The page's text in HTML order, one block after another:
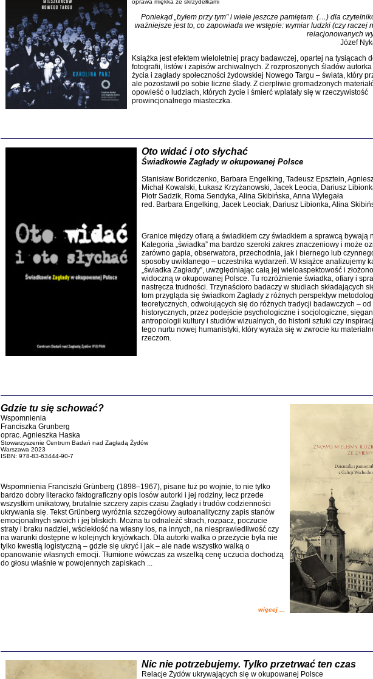
Zagłada Żydów.
Studia i Materiały
nr 17, R. 2021
Warszawa 2021
Dziennik pisany w ukryciu w latach
Moszek Baum, oprac. Barbara Engelking, tłum. z jidysz
Warszawa
Zagłada Żydów.
Studia i Materiały
nr 16, R. 2020
Warszawa 2020
Warszawa
PISZĄCY TE SŁOWA JEST
GETTOWEJ
'z Dziennika' i inne pisma z łódzkiego
Józef Zelkowicz, tłum. z jidysz, oprac. i wstęp.
Warszawa
CZYTAJĄC GAZETĘ NIEMIECKĄ ...
Dziennik pisany w ukryciu w Warszawie w
oprac. i wstępem opatrzyła
Zagłada
Studia i
oprawa miękka ze skrzydełkami
Poniekąd „byłem przy tym” i wiele jeszcze pamiętam. (…) dla
ważniejsze jest to, co zapowiada we wstępie: wymiar ludzki (czy raczej
relacjonowanych
Józef
Książka jest efektem wieloletniej pracy badawczej, opartej na tysiącach
fotografii, listów i zapisów archiwalnych. Z rozproszonych śladów
życia i zagłady społeczności żydowskiej Nowego Targu – świata, który
ale pozostawił po sobie liczne ślady. Z cierpliwie gromadzonych
opowieść o ludziach, których życie i śmierć wplatały się w rzeczywistość
prowincjonalnego miasteczka.
Oto widać i oto słychać
Świadkowie Zagłady w okupowanej Polsce
Stanisław Boridczenko, Barbara Engelking, Tadeusz Epsztein,
Michał Kowalski, Łukasz Krzyżanowski, Jacek Leocia, Dariusz
Piotr Sadzik, Roma Sendyka, Alina Skibińska, Anna Wylegała
red. Barbara Engelking, Jacek Leociak, Dariusz Libionka, Alina
Granice między ofiarą a świadkiem czy świadkiem a sprawcą bywają
Kategoria „świadka” ma bardzo szeroki zakres znaczeniowy i może
zarówno gapia, obserwatora, przechodnia, jak i biernego lub
sposoby uwikłanego – uczestnika wydarzeń. W książce analizujemy
„świadka Zagłady”, uwzględniając całą jej wieloaspektowość i
widoczną w okupowanej Polsce. Tu rozróżnienie świadka, ofiary i
nastręcza trudności. Trzynaścioro badaczy w studiach składających
tom przygląda się świadkom Zagłady z różnych perspektyw
teoretycznych, odwołujących się do różnych tradycji badawczych –
historycznych, przez podejście psychologiczne i socjologiczne,
antropologii kultury i studiów wizualnych, do historii sztuki czy
tego nurtu nowej humanistyki, który wyraża się w zwrocie ku
rzeczom.
Gdzie tu się schować?
Wspomnienia
Franciszka Grunberg
oprac. Agnieszka Haska
Stowarzyszenie Centrum Badań nad Zagładą Żydów
Warszawa 2023
ISBN: 978-83-63444-90-7
Wspomnienia Franciszki Grünberg (1898–1967), pisane tuż po wojnie, to nie tylko
bardzo dobry literacko faktograficzny opis losów autorki i jej rodziny, lecz przede
wszystkim unikatowy, brutalnie szczery zapis czasu Zagłady i trudów codzienności
ukrywania się. Tekst Grünberg wyróżnia szczegółowy autoanalityczny zapis stanów
emocjonalnych swoich i jej bliskich. Można tu odnaleźć strach, rozpacz, poczucie
straty i braku nadziei, wściekłość na własny los, na innych, na niesprawiedliwość czy
na warunki dostępne w kolejnych kryjówkach. Dla autorki walka o przeżycie była nie
tylko kwestią logistyczną – gdzie się ukryć i jak – ale nade wszystko walką o
opanowanie własnych emocji. Tłumione wówczas za wszelką cenę uczucia dochodzą
do głosu właśnie w powojennych zapiskach ...
więcej ...
Nic nie potrzebujemy. Tylko przetrwać ten czas
Relacje Żydów ukrywających się w okupowanej Polsce